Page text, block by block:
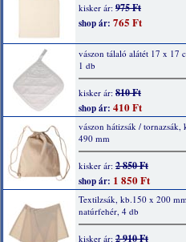
kisker ár: 975 Ft
shop ár: 765 Ft
vászon tálaló alátét 17 x 17
1 db
kisker ár: 810 Ft
shop ár: 410 Ft
vászon hátizsák / tornazsák,
490 mm
kisker ár: 2 850 Ft
shop ár: 1 850 Ft
Textilzsák, kb.150 x 200
natúrfehér, 4 db
kisker ár: 2 910 Ft